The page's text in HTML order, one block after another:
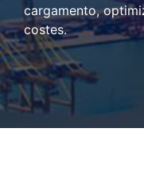
cargamento,
costes.